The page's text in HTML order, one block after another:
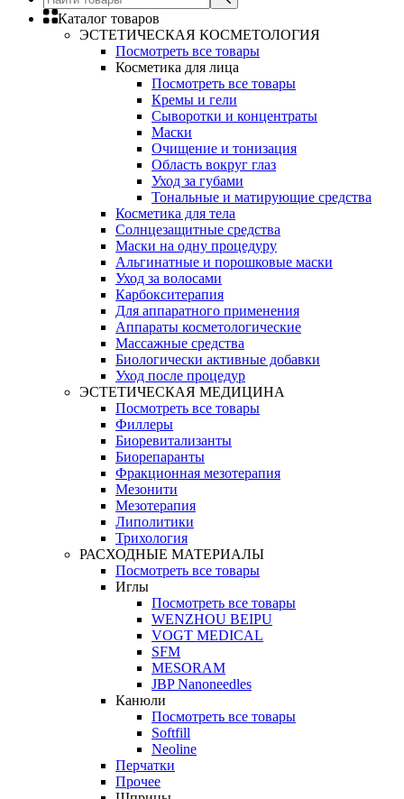
Каталог товаров
ЭСТЕТИЧЕСКАЯ КОСМЕТОЛОГИЯ
Посмотреть все товары
Косметика для лица
Посмотреть все товары
Кремы и гели
Сыворотки и концентраты
Маски
Очищение и тонизация
Область вокруг глаз
Уход за губами
Тональные и матирующие средства
Косметика для тела
Солнцезащитные средства
Маски на одну процедуру
Альгинатные и порошковые маски
Уход за волосами
Карбокситерапия
Для аппаратного применения
Аппараты косметологические
Массажные средства
Биологически активные добавки
Уход после процедур
ЭСТЕТИЧЕСКАЯ МЕДИЦИНА
Посмотреть все товары
Филлеры
Биоревитализанты
Биорепаранты
Фракционная мезотерапия
Мезонити
Мезотерапия
Липолитики
Трихология
РАСХОДНЫЕ МАТЕРИАЛЫ
Посмотреть все товары
Иглы
Посмотреть все товары
WENZHOU BEIPU
VOGT MEDICAL
SFM
MESORAM
JBP Nanoneedles
Канюли
Посмотреть все товары
Softfill
Neoline
Перчатки
Прочее